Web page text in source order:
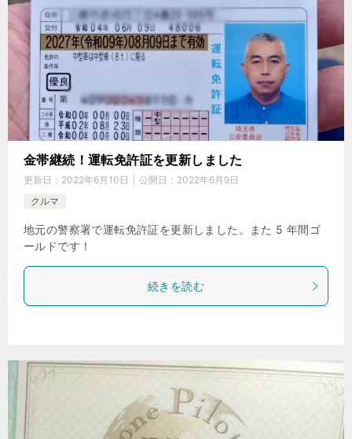
金帯継続！運転免許証を更新しました
更新日： 2022年6月10日 公開日： 2022年6月9日
クルマ
地元の警察署で運転免許証を更新しました。また 5 年間ゴ
ールドです！
続きを読む